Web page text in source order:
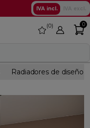
IVA incl.
favorite
0 0
Radiadores de diseño